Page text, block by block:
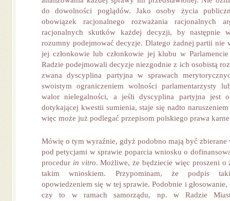
do dowolności poglądów. Jako osoby życia
obowiązek racjonalnego rozważania racjonalnych
racjonalnych skutków każdej decyzji, by następnie
rozumny podejmować decyzje. Dlatego żadnej partii nie
jej członkowie lub członkowie jej klubu w
Radzie podejmowali decyzje niezgodnie z ich osobistą
zwana dyscyplina partyjna w sprawach
swoistym ograniczeniem wolności parlamentarzysty
walor nielegalności, a jeśli dyscyplina partyjna jest
dotykającej kwestii sumienia, staje się nadto
więc może już podlegać przepisom polskiego prawa
Mówię o tym wyraźnie, gdyż podobno mają być zbierane
pod petycjami w sprawie poparcia wniosku o
procedur in vitro. Możliwe, że będziecie więc proszeni o
takim wnioskiem. Przypominam, że podpis
opowiedzeniem się w tej sprawie. Podobnie i
czy to w ramach samorządu, np. w Radzie